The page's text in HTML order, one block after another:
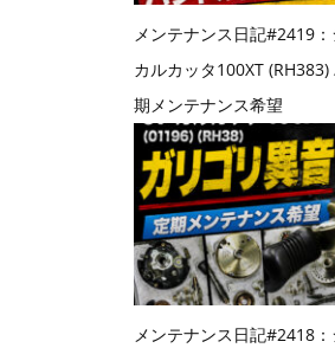
メンテナンス日記#2419
カルカッタ100XT
期メンテナンス希望
メンテナンス日記#2418